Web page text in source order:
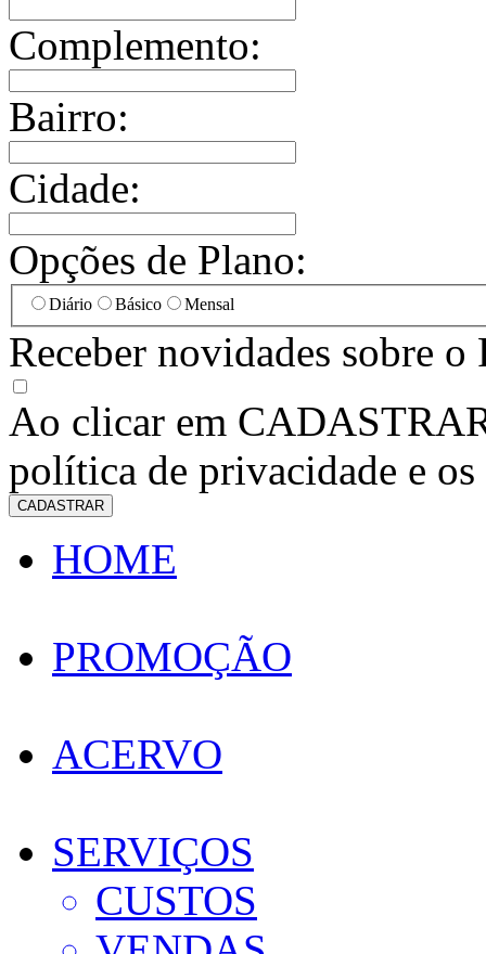
Complemento:
Bairro:
Cidade:
Opções de Plano:
Diário Básico Mensal
Receber novidades sobre
Ao clicar em
política de privacidade e os
CADASTRAR
HOME
PROMOÇÃO
ACERVO
SERVIÇOS
CUSTOS